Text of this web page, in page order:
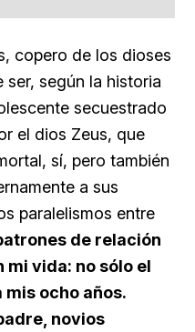
copero de los dioses
según la historia
secuestrado
el dios Zeus, que
sí, pero también
a sus
paralelismos entre
de relación
mi vida: no sólo el
mis ocho años.
novios